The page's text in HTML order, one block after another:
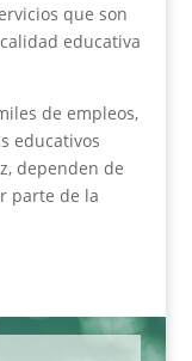
que son
educativa
de empleos,
educativos
dependen de
parte de la